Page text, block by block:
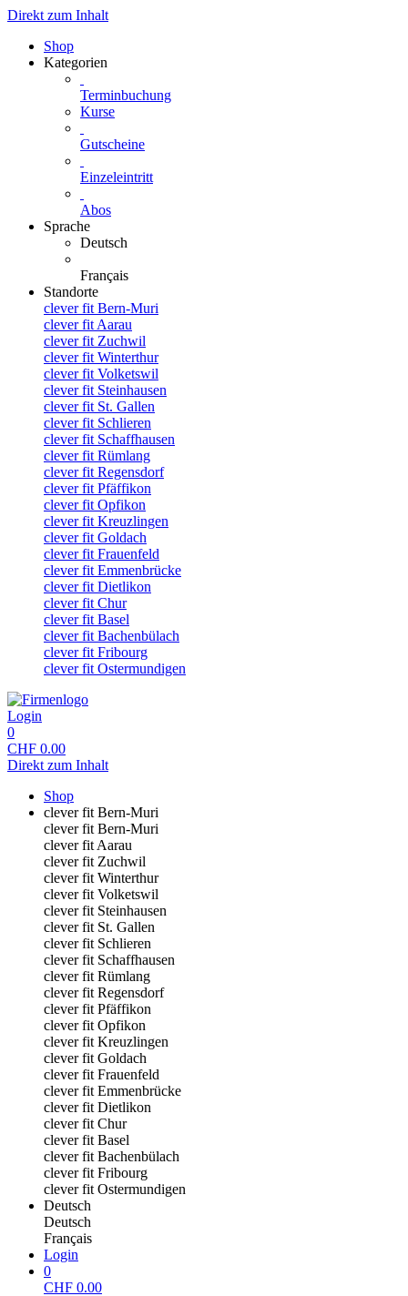
Direkt zum Inhalt
Shop
Kategorien
Terminbuchung
Kurse
Gutscheine
Einzeleintritt
Abos
Sprache
Deutsch
Français
Standorte
clever fit Bern-Muri
clever fit Aarau
clever fit Zuchwil
clever fit Winterthur
clever fit Volketswil
clever fit Steinhausen
clever fit St. Gallen
clever fit Schlieren
clever fit Schaffhausen
clever fit Rümlang
clever fit Regensdorf
clever fit Pfäffikon
clever fit Opfikon
clever fit Kreuzlingen
clever fit Goldach
clever fit Frauenfeld
clever fit Emmenbrücke
clever fit Dietlikon
clever fit Chur
clever fit Basel
clever fit Bachenbülach
clever fit Fribourg
clever fit Ostermundigen
Login
0
CHF 0.00
Direkt zum Inhalt
Shop
clever fit Bern-Muri
clever fit Bern-Muri
clever fit Aarau
clever fit Zuchwil
clever fit Winterthur
clever fit Volketswil
clever fit Steinhausen
clever fit St. Gallen
clever fit Schlieren
clever fit Schaffhausen
clever fit Rümlang
clever fit Regensdorf
clever fit Pfäffikon
clever fit Opfikon
clever fit Kreuzlingen
clever fit Goldach
clever fit Frauenfeld
clever fit Emmenbrücke
clever fit Dietlikon
clever fit Chur
clever fit Basel
clever fit Bachenbülach
clever fit Fribourg
clever fit Ostermundigen
Deutsch
Deutsch
Français
Login
0
CHF 0.00